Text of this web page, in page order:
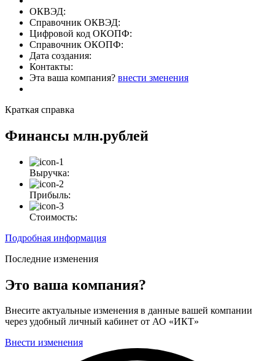
ОКВЭД:
Справочник ОКВЭД:
Цифровой код ОКОПФ:
Справочник ОКОПФ:
Дата создания:
Контакты:
Эта ваша компания? внести зменения
Краткая справка
Финансы млн.рублей
Выручка:
Прибыль:
Стоимость:
Подробная информация
Последние изменения
Это ваша компания?
Внесите актуальные изменения в данные вашей компании
через удобный личный кабинет от АО «ИКТ»
Внести изменения